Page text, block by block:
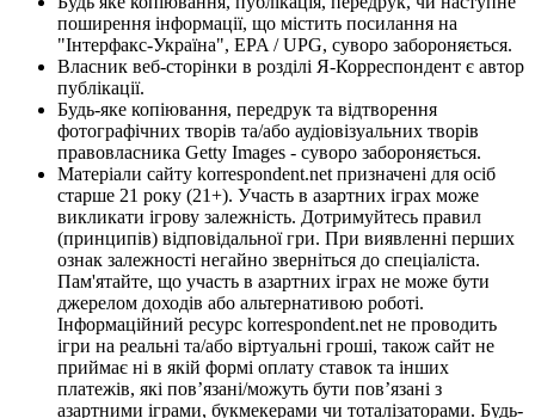
поширення інформації, що містить посилання на
"Інтерфакс-Україна", EPA / UPG, суворо забороняється.
Власник веб-сторінки в розділі Я-Корреспондент є автор
публікації.
Будь-яке копіювання, передрук та відтворення
фотографічних творів та/або аудіовізуальних творів
правовласника Getty Images - суворо забороняється.
Матеріали сайту korrespondent.net призначені для осіб
старше 21 року (21+). Участь в азартних іграх може
викликати ігрову залежність. Дотримуйтесь правил
(принципів) відповідальної гри. При виявленні перших
ознак залежності негайно зверніться до спеціаліста.
Пам'ятайте, що участь в азартних іграх не може бути
джерелом доходів або альтернативою роботі.
Інформаційний ресурс korrespondent.net не проводить
ігри на реальні та/або віртуальні гроші, також сайт не
приймає ні в якій формі оплату ставок та інших
платежів, які пов’язані/можуть бути пов’язані з
азартними іграми, букмекерами чи тоталізаторами. Будь-